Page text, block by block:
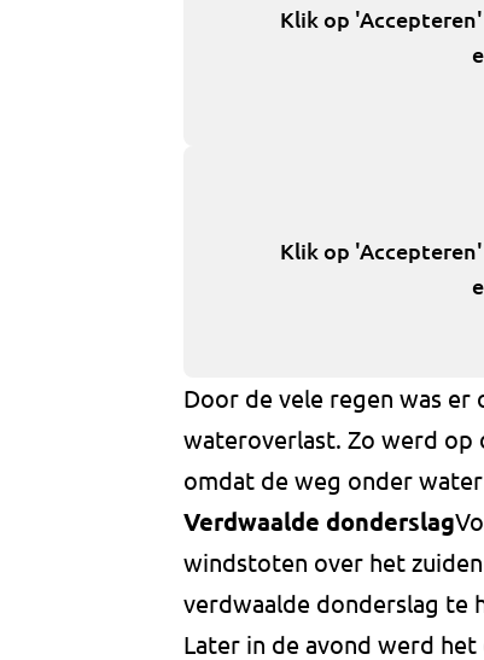
Klik op
Klik op
Door de vele regen was er
wateroverlast. Zo werd op
omdat de weg onder
Verdwaalde donderslag
windstoten over het
verdwaalde donderslag te
Later in de avond werd